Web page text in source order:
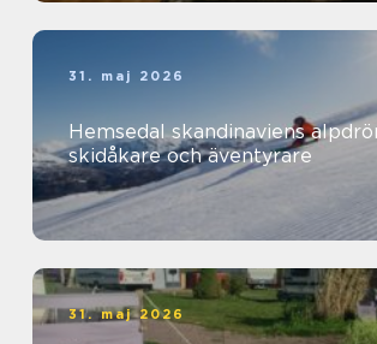
31. maj 2026
Hemsedal skandinaviens alpdröm för
skidåkare och äventyrare
31. maj 2026